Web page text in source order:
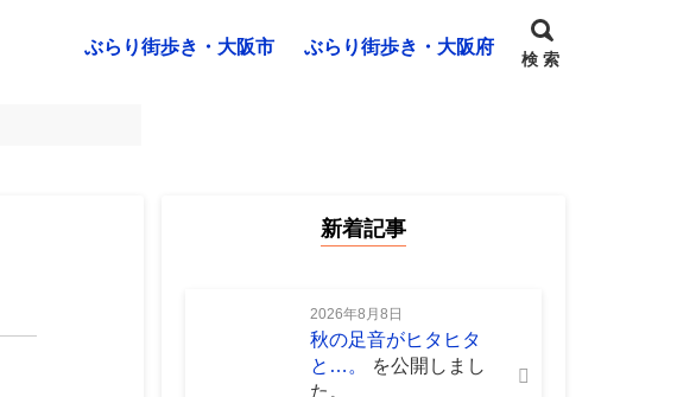
ぶらり街歩き・大阪市 ぶらり街歩き・大阪府
検 索
新着記事
2026年8月8日
秋の足音がヒタヒタ
と…。
を公開しまし
た。